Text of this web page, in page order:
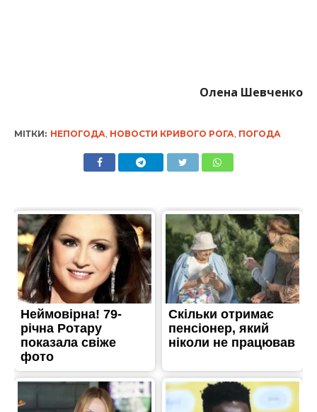
Олена Шевченко
МІТКИ: НЕПОГОДА НОВОСТИ КРИВОГО РОГА ПОГОДА